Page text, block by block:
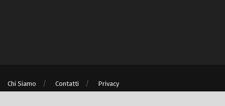
Chi Siamo Contatti Privacy